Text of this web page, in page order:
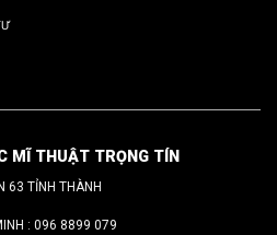
MĨ THUẬT TRỌNG TÍN
63 TỈNH THÀNH
: 096 8899 079